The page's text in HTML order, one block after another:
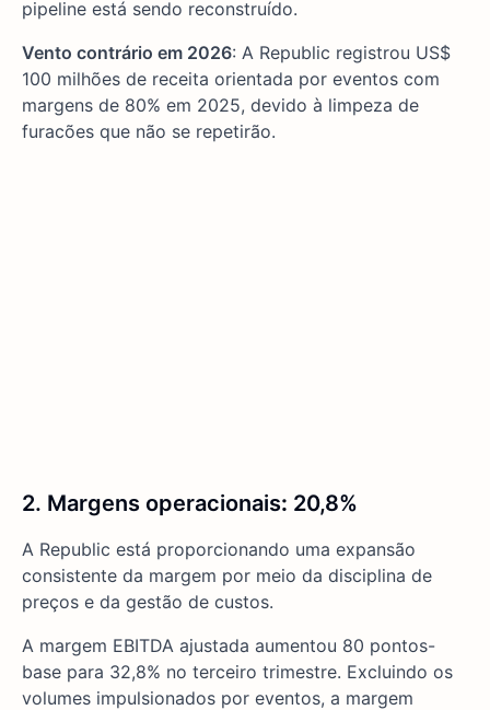
pipeline está sendo reconstruído.
Vento contrário em 2026: A Republic registrou US$
100 milhões de receita orientada por eventos com
margens de 80% em 2025, devido à limpeza de
furacões que não se repetirão.
2. Margens operacionais: 20,8%
A Republic está proporcionando uma expansão
consistente da margem por meio da disciplina de
preços e da gestão de custos.
A margem EBITDA ajustada aumentou 80 pontos-
base para 32,8% no terceiro trimestre. Excluindo os
volumes impulsionados por eventos, a margem